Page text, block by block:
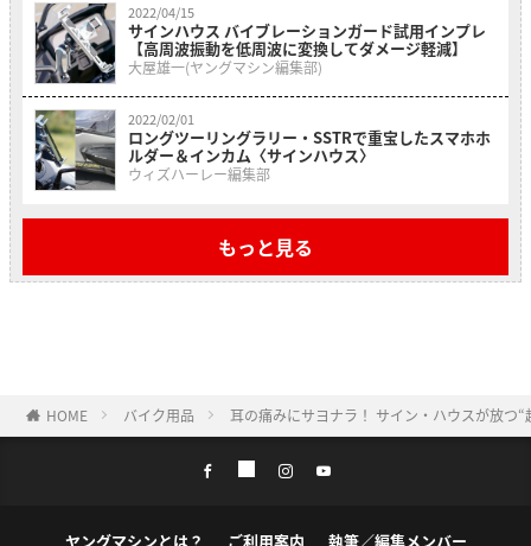
2022/04/15
サインハウス バイブレーションガード試用インプレ
【高周波振動を低周波に変換してダメージ軽減】
大屋雄一(ヤングマシン編集部)
2022/02/01
ロングツーリングラリー・SSTRで重宝したスマホホ
ルダー＆インカム〈サインハウス〉
ウィズハーレー編集部
もっと見る
HOME バイク用品 耳の痛みにサヨナラ！ サイン・ハウスが放つ
ヤングマシンとは？ ご利用案内 執筆／編集メンバー